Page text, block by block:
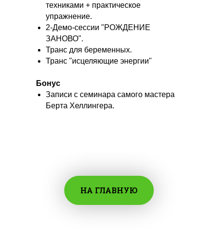
техниками + практическое
упражнение.
2-Демо-сессии "РОЖДЕНИЕ
ЗАНОВО".
Транс для беременных.
Транс "исцеляющие энергии"
Бонус
Записи с семинара самого мастера
Берта Хеллингера.
НА ГЛАВНУЮ